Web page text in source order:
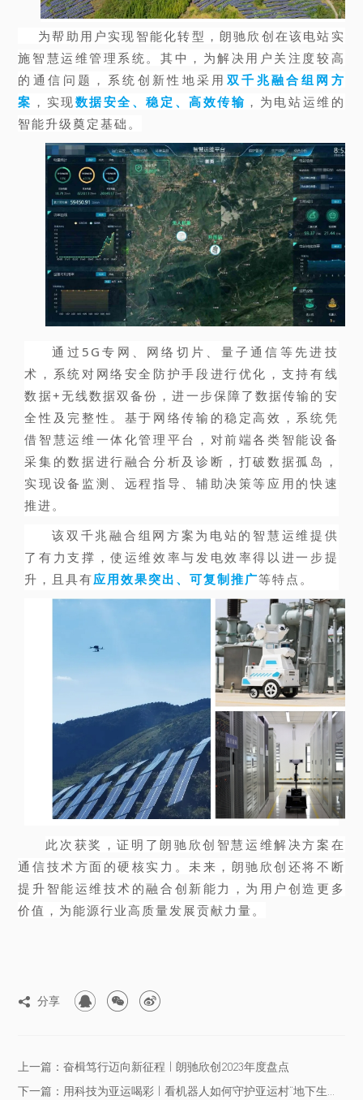
为帮助用户实现智能化转型，朗驰欣创在该电站实
施智慧运维管理系统。其中，为解决用户关注度较高
的通信问题，系统创新性地采用 双千兆融合组网方
案 ，实现数据安全、稳定、高效传输 ，为电站运维的
智能升级奠定基础。
通过5G专网、网络切片、量子通信等先进技
术，系统对网络安全防护手段进行优化，支持有线
数据+无线数据双备份，进一步保障了数据传输的安
全性及完整性。基于网络传输的稳定高效，系统凭
借智慧运维一体化管理平台，对前端各类智能设备
采集的数据进行融合分析及诊断，打破数据孤岛，
实现设备监测、远程指导、辅助决策等应用的快速
推进。
该双千兆融合组网方案为电站的智慧运维提供
了有力支撑，使运维效率与发电效率得以进一步提
升，且具有应用效果突出、可复制推广等特点。
此次获奖，证明了朗驰欣创智慧运维解决方案在
通信技术方面的硬核实力。未来，朗驰欣创还将不断
提升智能运维技术的融合创新能力，为用户创造更多
价值，为能源行业高质量发展贡献力量。
 分享   
上一篇：奋楫笃行迈向新征程 | 朗驰欣创2023年度盘点